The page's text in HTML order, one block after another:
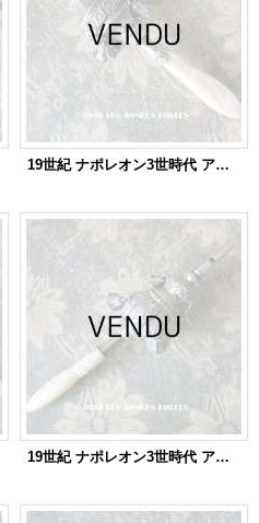
19世紀 ナポレオン3世時代 アンティーク ラトル シルバー製
19世紀 ナポレオン3世時代 アンティーク ラトル シルバー製 星＆花柄